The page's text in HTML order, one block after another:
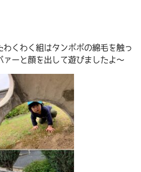
わくわく組はタンポポの綿毛を触っ
ァーと顔を出して遊びましたよ～